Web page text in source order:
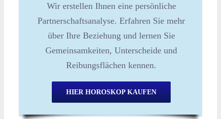
Wir erstellen Ihnen eine persönliche
Partnerschaftsanalyse. Erfahren Sie mehr
über Ihre Beziehung und lernen Sie
Gemeinsamkeiten, Unterscheide und
Reibungsflächen kennen.
HIER HOROSKOP KAUFEN